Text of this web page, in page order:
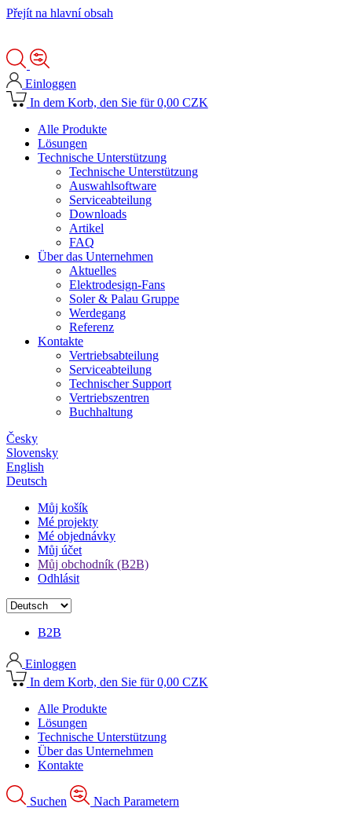
Přejít na hlavní obsah
Einloggen
In dem Korb, den Sie für 0,00 CZK
Alle Produkte
Lösungen
Technische Unterstützung
Technische Unterstützung
Auswahlsoftware
Serviceabteilung
Downloads
Artikel
FAQ
Über das Unternehmen
Aktuelles
Elektrodesign-Fans
Soler & Palau Gruppe
Werdegang
Referenz
Kontakte
Vertriebsabteilung
Serviceabteilung
Technischer Support
Vertriebszentren
Buchhaltung
Česky
Slovensky
English
Deutsch
Můj košík
Mé projekty
Mé objednávky
Můj účet
Můj obchodník (B2B)
Odhlásit
B2B
Einloggen
In dem Korb, den Sie für 0,00 CZK
Alle Produkte
Lösungen
Technische Unterstützung
Über das Unternehmen
Kontakte
Suchen Nach Parametern